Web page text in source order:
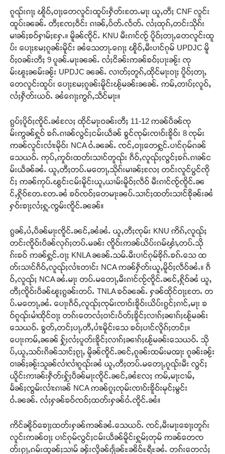
ၵူၺ်းၵႃႈ ၽိူဝ်ႇဝႃႈတေလူင်းထူပ်းႁဵတ်းတႄႉမႃး ယူႇတီႈ CNF လူင်း
ထူပ်းၼၼ်ႉ တီႈၸႄႈဝဵင်း ၵၢၼ်ႇပႅတ်ႉလႅတ်ႉ လႆႈထုၵ်ႇတင်းသိုၵ်း
မၢၼ်ႈၶဝ်ႁၢမ်ႈႁႄႉ။ မိူၼ်ၸိူင်ႉ KNU မီးၵၢင်ၸႂ် ပိူဝ်ႈတႃႇတေလူင်းထူ
ပ်း ပေႃႈမႄႈၵူၼ်းမိူင်း ၼႆသေတႃႉၵေႃႈ ၽိူဝ်ႇမီးပၢင်ၵုမ် UPDJC မိူ
ဝ်ႈဝၼ်းတီႈ 9 ပူၼ်ႉမႃးၼၼ်ႉ လႆႈငိၼ်းဢၼ်ၶဝ်ႈပႃးၼႂ်း ၸု
မ်းၽူႈၼမ်းၼႂ်း UPDJC ၼၼ်ႉ လၢတ်ႈတူၵ်ႇထိုင်မႃးဝႃႈ ပိူဝ်ႈတႃႇ
တေလူင်းထူပ်း ပေႃႈမႄႈၵူၼ်းမိူင်းၽႂ်မၼ်းၼၼ်ႉ ဢမ်ႇတၢပ်ႈလူဝ်ႇ
လႆႈႁဵတ်းယဝ်ႉ ၼႆၵေႃႈဢွၵ်ႇသဵင်မႃး။
ၵွပ်ႈပိူဝ်ႈၸိူင်ႉၼႆလႄႈ ထိုင်မႃးဝၼ်းတီႈ 11-12 ဢၼ်ပဵၼ်ၸု
မ်းဢွၼ်ႁူဝ် ၶၵ်ႉၵၢၼ်လွင်ႈငမ်းယဵၼ် ၶွင်ၸုမ်းၸၢဝ်းၶိူဝ်း 8 ၸုမ်း
ဢၼ်လူင်းလၢႆးမိုဝ်း NCA ဝႆႉၼၼ်ႉ ၸင်ႇဝႃႈတေႁွင်ႉပၢင်ၵုမ်ၵၼ်
သေယဝ်ႉ ဢုပ်ႇဢူဝ်းထတ်းသၢင်တူၺ်း ၵဵဝ်ႇလူၺ်ႈလွင်ႈၶၵ်ႉၵၢၼ်င
မ်းယဵၼ်ၼႆႉ ယူႇတီႈတပ်ႉမတေႃႇသိုၵ်းမၢၼ်ႈလႄႈ တင်းလူင်ပွင်ၸို
င်ႈ ဢၼ်ဢုပ်ႉၽွင်းငမ်းမိူင်းယူႇယၢမ်းမိူဝ်ႈလဵဝ် မီးၵၢင်ၸႂ်ၸိူင်ႉၼ
င်ႇႁိုဝ်တႄႉတႄႉၼႆ ၶဝ်ၸဝ်ႈတေမႃးၼပ်ႉသၢင်ႈထတ်းသၢင်ၶိုၼ်းၼႆ
ႁဝ်းၶႃႈလႆႈႁူႉၸွမ်းၸိူင်ႉၼၼ်။
ၵွၼ်ႇပႆႇပဵၼ်မႃးၸိူင်ႉၼင်ႇၼႆၼႆႉ ယူႇတီႈၸုမ်း KNU ဢိၵ်ႇလူၺ်ႈ
တင်းၸိူဝ်းပဵၼ်လုၵ်ႈတပ်ႉမၼ်း ၸိူဝ်းဢၼ်ယိပ်းၵမ်ၾၢႆႇတပ်ႉသို
ၵ်းၶဝ် ဢၼ်ႁွင်ႉဝႃႈ KNLA ၼၼ်ႉသမ်ႉမီးပၢင်ၵုမ်ၶိုၵ်ႉၶၵ်ႉသေ ထ
တ်းသၢင်ၵဵဝ်ႇလူၺ်ႈလၢႆးတၢင်း NCA ဢၼ်ႁဵတ်းယူႇမိူဝ်ႈလဵဝ်ၼႆႉ။ ၵဵ
ဝ်ႇလူၺ်ႈ NCA ၼႆႉမႃး တပ်ႉမတေႃႇမီးၵၢင်ၸႂ်ၸိူင်ႉၼင်ႇႁိုဝ်ၼႆ ယူႇ
တီႈၸိူဝ်းပဵၼ်ၽူႈၵွၼ်းတပ်ႉ TNLA ၶဝ်ၼၼ်ႉ ႁၼ်ထိုင်ဝႃႈတႄႉ တ
ပ်ႉမတေႃႇၼႆႉ ပေႃးၵဵဝ်ႇလူၺ်ႈၸုမ်းၸၢဝ်းၶိူဝ်းယိပ်းၵွင်ႈၵၢင်ႇမႃး ၶ
ဝ်ၵူၺ်းမၢႆထိုင်ဝႃႈ တၵ်းတေလႆႈဝၢင်းပႅတ်ႈၶိူင်ႈလၢၵ်ႈၼၢၵ်ႈၽႂ်မၼ်း
သေယဝ်ႉ ၶွတ်ႇတင်ႈပႃႇတီႇပၢႆးမိူင်းသေ ၶဝ်ႈပၢင်လိူၵ်ႈတင်ႈ။
ပေႃးဢမ်ႇၼၼ် ႁႂ်ႈလႆႈပူတ်းၶိူင်ႈလၢၵ်ႈၼၢၵ်ႈၽႂ်မၼ်းသေယဝ်ႉ သို
ပ်ႇယူႇသဝ်းၵိၼ်သၢင်ႈၵႂႃႇ မိူၼ်ၸိူင်ႉၼင်ႇၵူၼ်းထမ်းမၻႃး ၵူၼ်းၼႂ်း
ဝၢၼ်ႈၼႂ်းသူၼ်လၢႆလၢႆၵူၺ်းၼႆ ယူႇတီႈတပ်ႉမတေႃႇၵူၺ်းမီး လွင်ႈ
ယိူင်းဢၢၼ်းႁဵတ်းႁႂ်ႈပဵၼ်မႃးၸိူင်ႉၼင်ႇၼႆလႄႈ ဢမ်ႇမႃးငၢမ်ႇ
မႅၼ်ႈၸွမ်းလၢႆးၵၢၼ် NCA ဢၼ်ၵူႈၸုမ်းၸၢဝ်းၶိူဝ်းမုင်ႈမွင်း
ဝႆႉၼၼ်ႉ လႆႈႁၼ်ၶဝ်ၸဝ်ႈထတ်းႁၼ်ဝႆႉၸိူင်ႉၼႆ။
ဢိင်ၼိူဝ်ၶေႃႈထတ်းႁၼ်ဢၼ်ၼႆႉသေယဝ်ႉ ၸင်ႇမီးမႃးၶေႃႈတူၵ်း
လူင်းဢၼ်ဝႃႈ ပၢင်ၵုမ်လွင်ႈငမ်းယဵၼ်မိူင်းႁူမ်ႈတုမ် ဢၼ်တေၸ
တ်းၵႂႃႇၵမ်းထူၼ်ႈသၢမ် ၼႂ်းလိူၼ်ၵျႅၼ်ႊၼိဝ်ႊရီႊၼႆႉ တၵ်းတေလႆႈ